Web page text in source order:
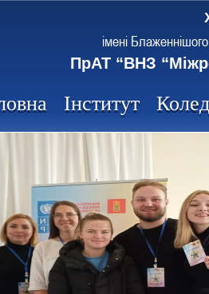
імені
ПрАТ “ВНЗ
Інститут